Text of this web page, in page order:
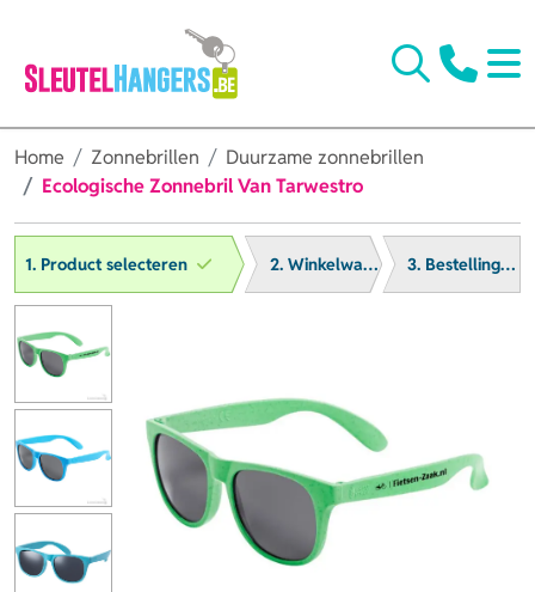
Home Zonnebrillen
Duurzame zonnebrillen
Ecologische Zonnebril Van Tarwestro
1. Product selecteren 2. Winkelwagen 3. Bestelling afronden